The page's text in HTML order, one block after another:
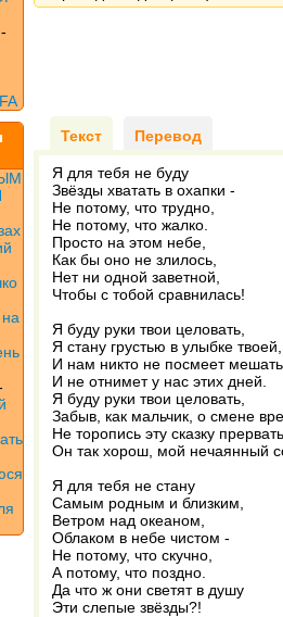
-
Текст Перевод
Я для тебя не буду
Звёзды хватать в охапки -
Не потому, что трудно,
Не потому, что жалко.
Просто на этом небе,
Как бы оно не злилось,
Нет ни одной заветной,
Чтобы с тобой сравнилась!
Я буду руки твои целовать,
Я стану грустью в улыбке твоей,
И нам никто не посмеет мешать
И не отнимет у нас этих дней.
Я буду руки твои целовать,
Забыв, как мальчик, о смене
Не торопись эту сказку
Он так хорош, мой нечаянный
Я для тебя не стану
Самым родным и близким,
Ветром над океаном,
Облаком в небе чистом -
Не потому, что скучно,
А потому, что поздно.
Да что ж они светят в душу
Эти слепые звёзды?!